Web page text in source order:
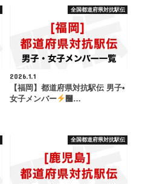
全国都道府県対抗駅伝
2026.1.1
【福岡】都道府県対抗駅伝 男子•
女子メンバー
࿠…
全国都道府県対抗駅伝